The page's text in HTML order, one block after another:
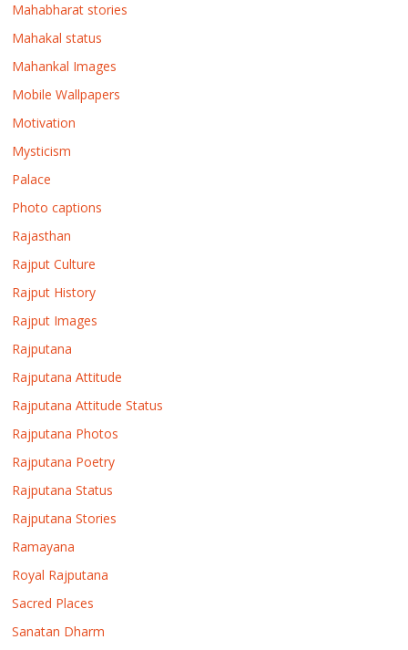
Mahabharat stories
Mahakal status
Mahankal Images
Mobile Wallpapers
Motivation
Mysticism
Palace
Photo captions
Rajasthan
Rajput Culture
Rajput History
Rajput Images
Rajputana
Rajputana Attitude
Rajputana Attitude Status
Rajputana Photos
Rajputana Poetry
Rajputana Status
Rajputana Stories
Ramayana
Royal Rajputana
Sacred Places
Sanatan Dharm